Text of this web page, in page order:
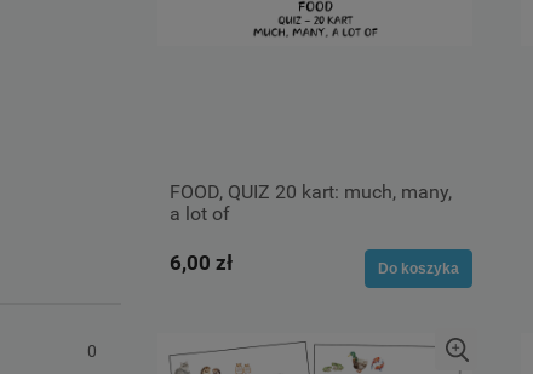
0
FOOD, QUIZ 20 kart: much, many,
a lot of
6,00 zł Do koszyka